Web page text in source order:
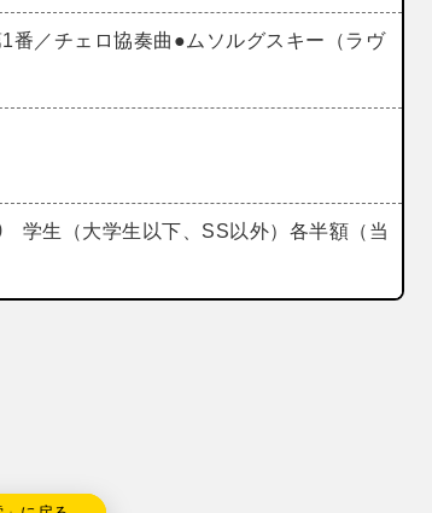
／チェロ協奏曲●ムソルグスキー（ラヴ
（大学生以下、SS以外）各半額（当